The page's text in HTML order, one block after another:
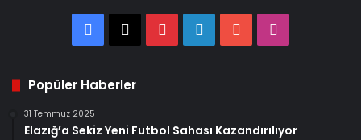
Facebook
X PinterestLinkedInYouTube
Popüler Haberler
31 Temmuz 2025
Elazığ’a Sekiz Yeni Futbol Sahası Kazandırılıyor